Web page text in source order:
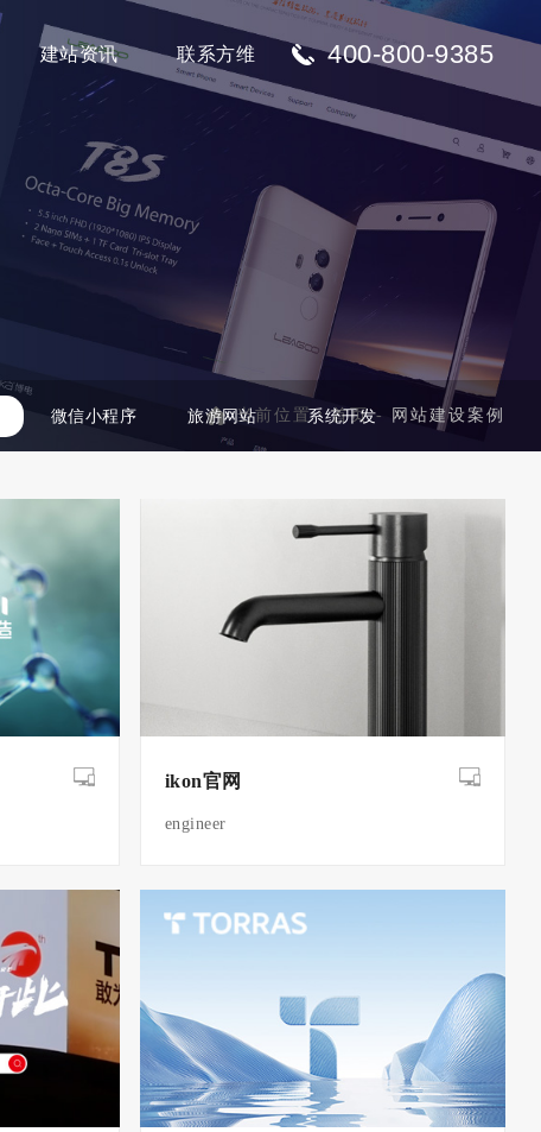
建站资讯 联系方维 400-800-9385
当前位置：首页- 网站建设案例
微信小程序 旅游网站 系统开发
ikon官网
engineer